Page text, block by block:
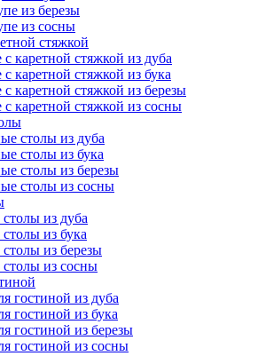
из березы
из сосны
стяжкой
каретной стяжкой из дуба
каретной стяжкой из бука
каретной стяжкой из березы
каретной стяжкой из сосны
столы из дуба
столы из бука
столы из березы
столы из сосны
из дуба
из бука
из березы
из сосны
гостиной из дуба
гостиной из бука
гостиной из березы
гостиной из сосны